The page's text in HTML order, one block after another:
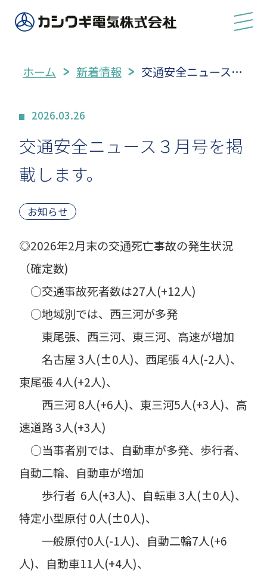
ホーム 新着情報 交通安全ニュース３…
2026.03.26
交通安全ニュース３月号を掲
載します。
お知らせ
◎2026年2月末の交通死亡事故の発生状況
（確定数)
○交通事故死者数は27人(+12人)
○地域別では、西三河が多発
東尾張、西三河、東三河、高速が増加
名古屋 3人(±0人)、西尾張 4人(-2人)、
東尾張 4人(+2人)、
西三河 8人(+6人)、東三河5人(+3人)、高
速道路 3人(+3人)
○当事者別では、自動車が多発、歩行者、
自動二輪、自動車が増加
歩行者 6人(+3人)、自転車 3人(±0人)、
特定小型原付 0人(±0人)、
一般原付0人(-1人)、自動二輪7人(+6
人)、自動車11人(+4人)、